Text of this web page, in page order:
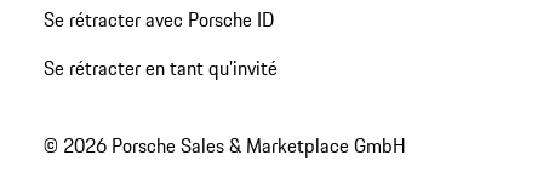
Se rétracter avec Porsche ID
Se rétracter en tant qu’invité
© 2026 Porsche Sales & Marketplace GmbH